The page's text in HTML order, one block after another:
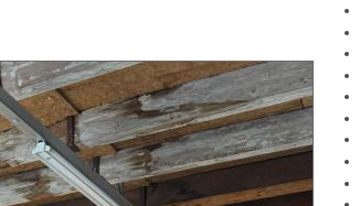
en Klaas van
Gorkum